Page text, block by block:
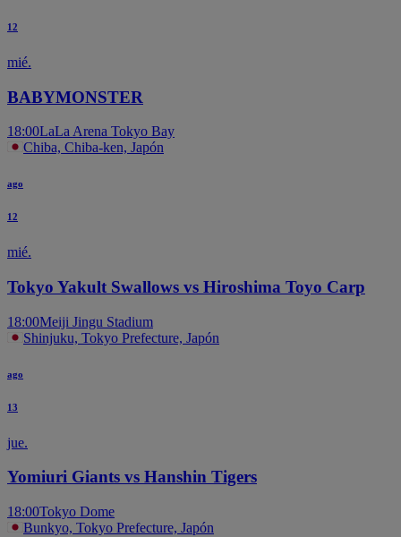
12
mié.
BABYMONSTER
18:00LaLa Arena Tokyo Bay
Chiba, Chiba-ken, Japón
ago
12
mié.
Tokyo Yakult Swallows vs Hiroshima Toyo Carp
18:00Meiji Jingu Stadium
Shinjuku, Tokyo Prefecture, Japón
ago
13
jue.
Yomiuri Giants vs Hanshin Tigers
18:00Tokyo Dome
Bunkyo, Tokyo Prefecture, Japón